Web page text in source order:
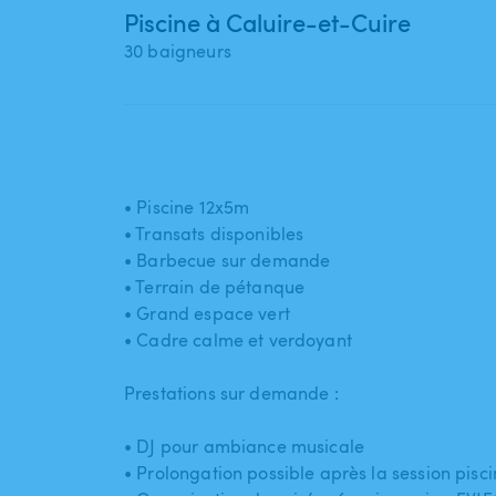
Piscine à Caluire-et-Cuire
30 baigneurs
• Piscine 12x5m
• Transats disponibles
• Barbecue sur demande
• Terrain de pétanque
• Grand espace vert
• Cadre calme et verdoyant
Prestations sur demande :
• DJ pour ambiance musicale
• Prolongation possible après la session